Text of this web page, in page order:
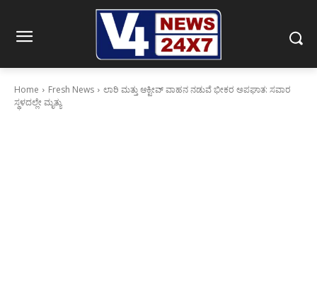
Home Fresh News
ಲಾರಿ ಮತ್ತು ಆಕ್ಟೀವ್ ವಾಹನ ನಡುವೆ ಭೀಕರ ಅಪಘಾತ: ಸವಾರ
ಸ್ಥಳದಲ್ಲೇ ಮೃತ್ಯು